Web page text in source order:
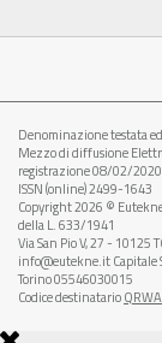
Denominazione testata
Mezzo di diffusione
registrazione 08/02/2020
ISSN (online) 2499-1643
Copyright 2026 ©
della L. 633/1941
Via San Pio V, 27 -
info@eutekne.it Capitale
Torino 05546030015
Codice destinatario